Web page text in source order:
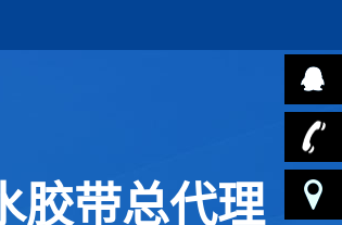
胶带总代理
QQ: